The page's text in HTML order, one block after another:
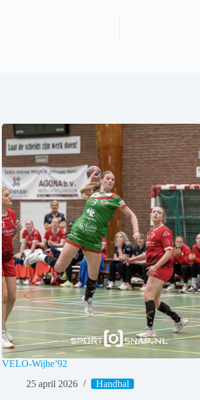
VELO-Wijhe’92
25 april 2026
Handbal